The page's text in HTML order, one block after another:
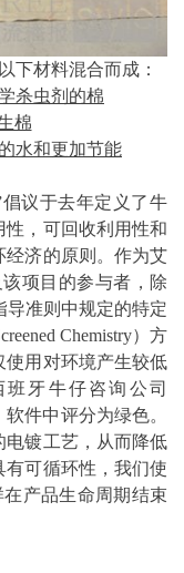
下材料混合而成：
杀虫剂的棉
棉
水和更加节能
议于去年定义了牛
，可回收利用性和
经济的原则。作为艾
项目的参与者，除
导准则中规定的特定
Chemistry）方
使用对环境产生较低
牙牛仔咨询公司
件中评分为绿色。
电镀工艺，从而降低
有可循环性，我们使
在产品生命周期结束